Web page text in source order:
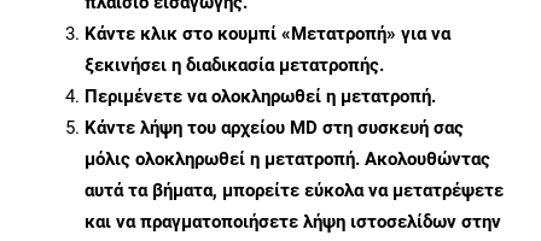
Κάντε κλικ στο κουμπί «Μετατροπή» για να
ξεκινήσει η διαδικασία μετατροπής.
Περιμένετε να ολοκληρωθεί η μετατροπή.
Κάντε λήψη του αρχείου MD στη συσκευή σας
μόλις ολοκληρωθεί η μετατροπή. Ακολουθώντας
αυτά τα βήματα, μπορείτε εύκολα να μετατρέψετε
και να πραγματοποιήσετε λήψη ιστοσελίδων στην